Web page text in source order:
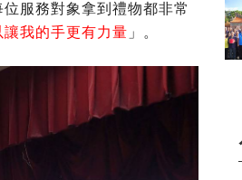
服務對象拿到禮物都非常
讓我的手更有力量 」。